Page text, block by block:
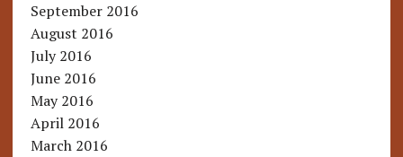
September 2016
August 2016
July 2016
June 2016
May 2016
April 2016
March 2016